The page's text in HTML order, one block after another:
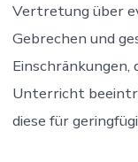
Vertretung über
Gebrechen und
Einschränkungen,
Unterricht
diese für